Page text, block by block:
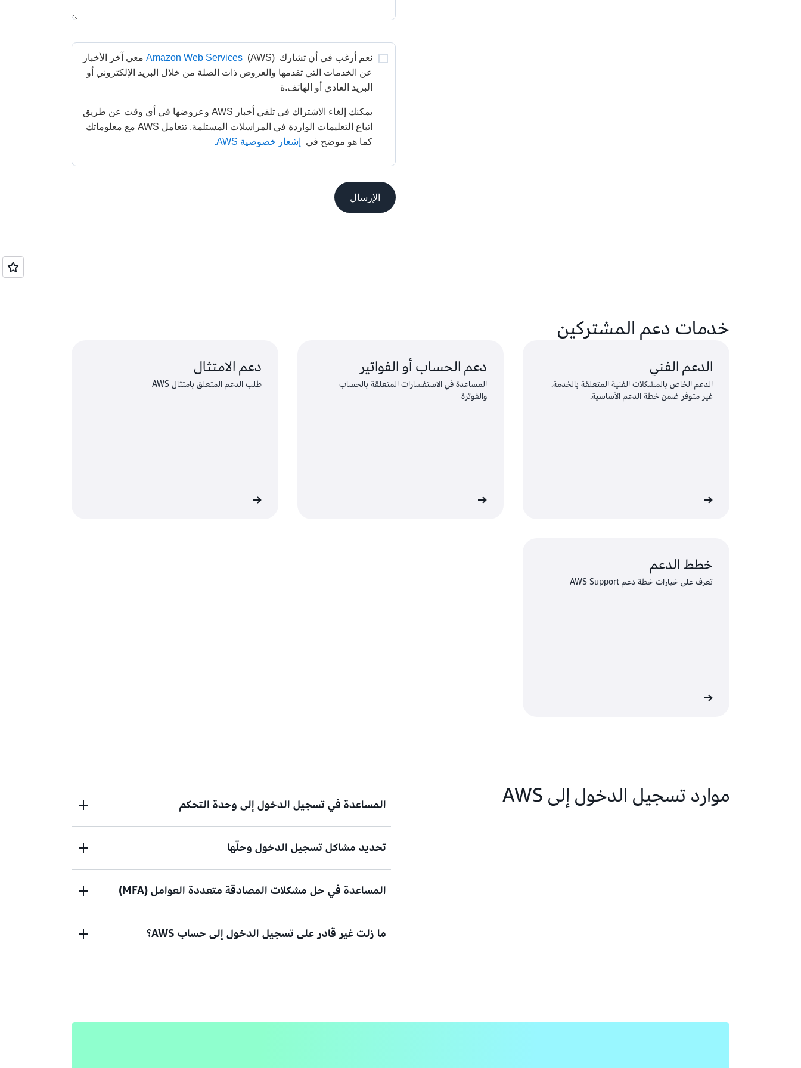
نعم أرغب في أن تشارك Amazon Web Services
البريد العادي أو الهاتف.ة
كما هو موضح في
إشعار خصوصية AWS.
الإرسال
خدمات دعم المشتركين
الدعم الفني
الدعم الخاص بالمشكلات الفنية المتعلقة بالخدمة.
غير متوفر ضمن خطة الدعم الأساسية.
دعم الحساب أو الفواتير
المساعدة في الاستفسارات المتعلقة بالحساب
والفوترة
دعم الامتثال
طلب الدعم المتعلق بامتثال AWS
خطط الدعم
تعرف على خيارات خطة دعم AWS Support
موارد تسجيل الدخول إلى AWS المساعدة في تسجيل الدخول إلى وحدة التحكم
هل تحتاج إلى مساعدة لتسجيل الدخول إلى وحدة تحكم إدارة AWS؟
عرض الوثائق
تحديد مشاكل تسجيل الدخول وحلّها
هل حاولت تسجيل الدخول، ولكن بيانات الاعتماد لم تعمل؟ أو ليس لديك بيانات
عرض الحلول
المساعدة في حل مشكلات المصادقة متعددة العوامل (MFA)
جهاز المصادقة متعددة العوامل (MFA) المفقود أو غير القابل للاستخدام
ما زلت غير قادر على تسجيل الدخول إلى حساب AWS؟
عرض النموذج